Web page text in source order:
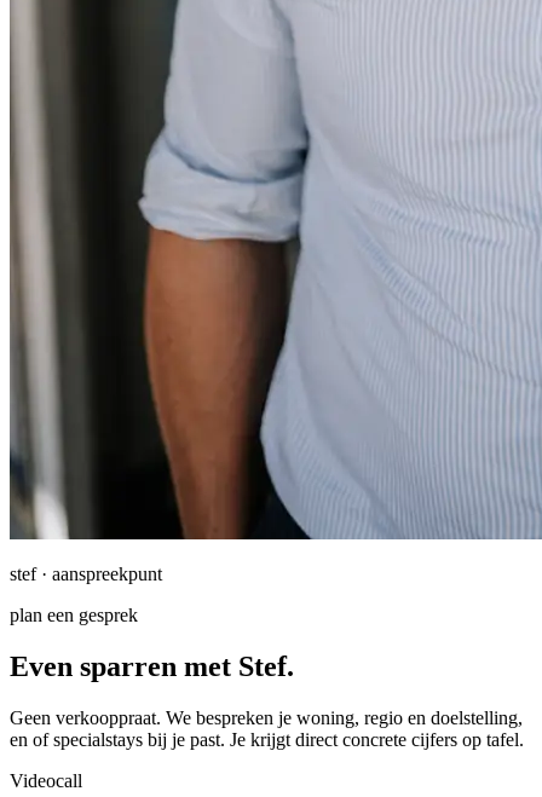
stef · aanspreekpunt
plan een gesprek
Even sparren met Stef.
Geen verkooppraat. We bespreken je woning, regio en doelstelling,
en of specialstays bij je past. Je krijgt direct concrete cijfers op tafel.
Videocall